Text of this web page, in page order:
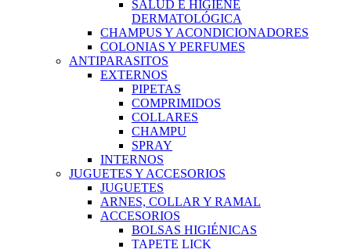
SALUD E HIGIENE
DERMATOLÓGICA
CHAMPUS Y ACONDICIONADORES
COLONIAS Y PERFUMES
ANTIPARASITOS
EXTERNOS
PIPETAS
COMPRIMIDOS
COLLARES
CHAMPU
SPRAY
INTERNOS
JUGUETES Y ACCESORIOS
JUGUETES
ARNES, COLLAR Y RAMAL
ACCESORIOS
BOLSAS HIGIÉNICAS
TAPETE LICK